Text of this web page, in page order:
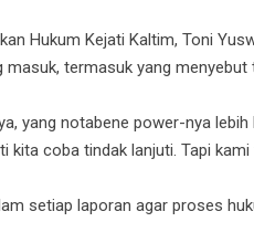
Hukum Kejati Kaltim, Toni
termasuk yang menyebut
yang notabene power-nya
kita coba tindak lanjuti. Tapi
setiap laporan agar proses